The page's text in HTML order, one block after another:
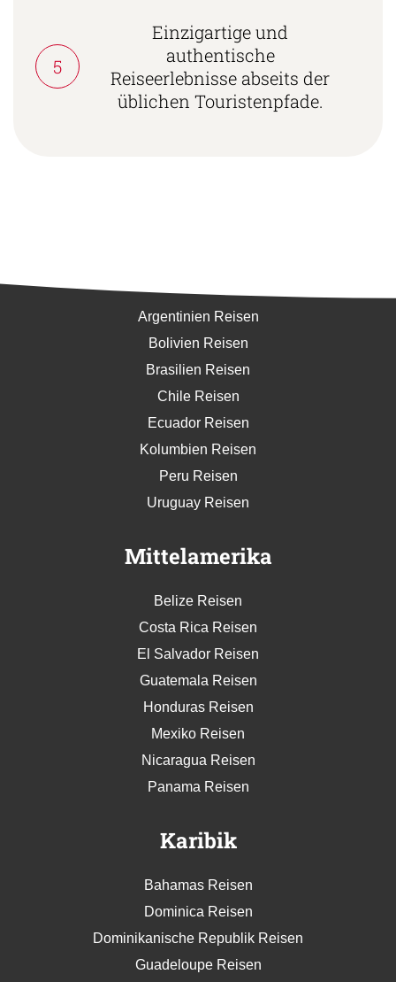
5
Einzigartige und
authentische
Reiseerlebnisse abseits der
üblichen Touristenpfade.
Argentinien Reisen
Bolivien Reisen
Brasilien Reisen
Chile Reisen
Ecuador Reisen
Kolumbien Reisen
Peru Reisen
Uruguay Reisen
Mittelamerika
Belize Reisen
Costa Rica Reisen
El Salvador Reisen
Guatemala Reisen
Honduras Reisen
Mexiko Reisen
Nicaragua Reisen
Panama Reisen
Karibik
Bahamas Reisen
Dominica Reisen
Dominikanische Republik Reisen
Guadeloupe Reisen